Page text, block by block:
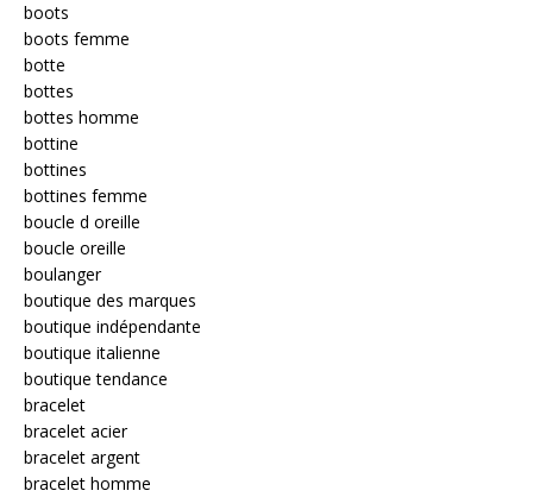
boots
boots femme
botte
bottes
bottes homme
bottine
bottines
bottines femme
boucle d oreille
boucle oreille
boulanger
boutique des marques
boutique indépendante
boutique italienne
boutique tendance
bracelet
bracelet acier
bracelet argent
bracelet homme